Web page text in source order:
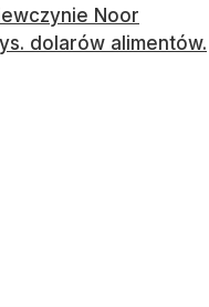
Noor
dolarów alimentów.